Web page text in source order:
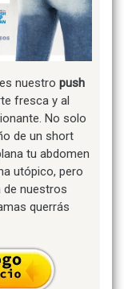
nuestro push
fresca y al
No solo
de un short
tu abdomen
utópico, pero
de nuestros
querrás